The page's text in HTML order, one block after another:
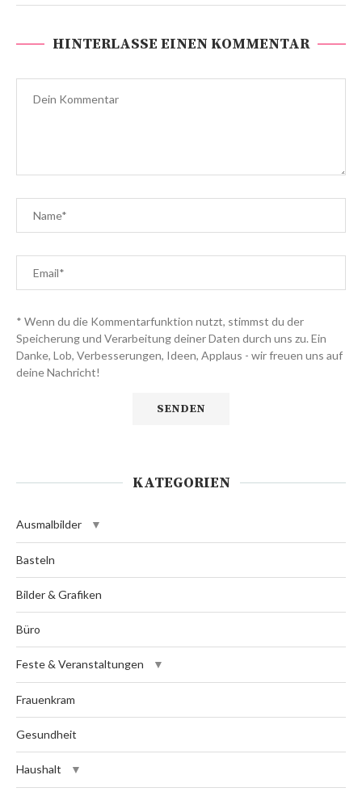
HINTERLASSE EINEN KOMMENTAR
* Wenn du die Kommentarfunktion nutzt, stimmst du der
Speicherung und Verarbeitung deiner Daten durch uns zu. Ein
Danke, Lob, Verbesserungen, Ideen, Applaus - wir freuen uns auf
deine Nachricht!
KATEGORIEN
Ausmalbilder
Basteln
Bilder & Grafiken
Büro
Feste & Veranstaltungen
Frauenkram
Gesundheit
Haushalt